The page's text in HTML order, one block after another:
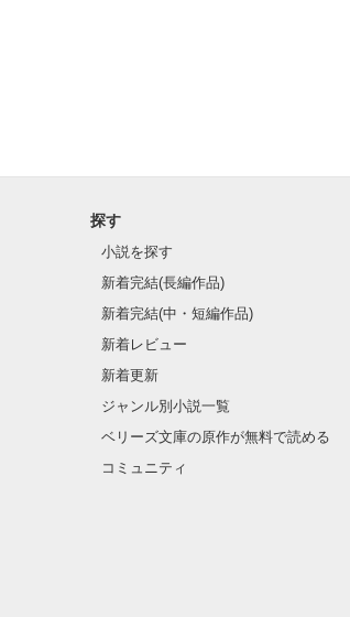
探す
小説を探す
新着完結(長編作品)
新着完結(中・短編作品)
新着レビュー
新着更新
ジャンル別小説一覧
ベリーズ文庫の原作が無料で読める
コミュニティ